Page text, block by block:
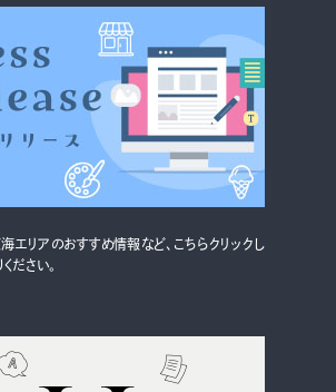
検索する
エリアのおすすめ情報など、こちらクリックし
ださい。